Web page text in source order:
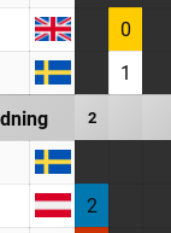
0
1
2
2